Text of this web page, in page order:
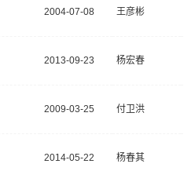
2004-07-08 王彦彬
2013-09-23 杨宏春
2009-03-25 付卫洪
2014-05-22 杨春其